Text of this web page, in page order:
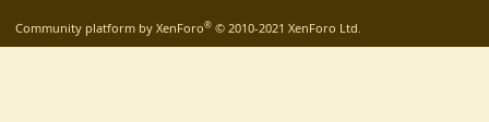
Community platform by XenForo® © 2010-2021 XenForo Ltd.